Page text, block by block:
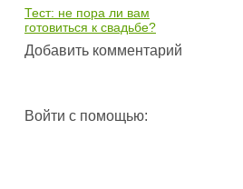
Тест: не пора ли вам
готовиться к свадьбе?
Добавить комментарий
Войти с помощью: